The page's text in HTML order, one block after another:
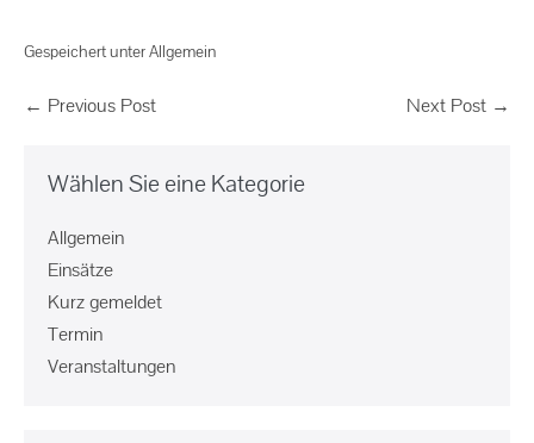
Gespeichert unterAllgemein
← Previous Post Next Post →
Wählen Sie eine Kategorie
Allgemein
Einsätze
Kurz gemeldet
Termin
Veranstaltungen